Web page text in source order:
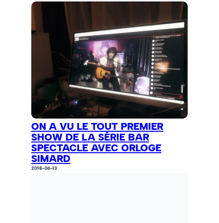
ON A VU LE TOUT PREMIER
SHOW DE LA SÉRIE BAR
SPECTACLE AVEC ORLOGE
SIMARD
2018-06-13